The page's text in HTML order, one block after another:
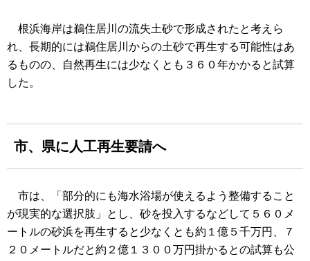
根浜海岸は鵜住居川の流失土砂で形成されたと考えら
れ、長期的には鵜住居川からの土砂で再生する可能性はあ
るものの、自然再生には少なくとも３６０年かかると試算
した。
市、県に人工再生要請へ
市は、「部分的にも海水浴場が使えるよう整備すること
が現実的な選択肢」とし、砂を投入するなどして５６０メ
ートルの砂浜を再生すると少なくとも約１億５千万円、７
２０メートルだと約２億１３００万円掛かるとの試算も公